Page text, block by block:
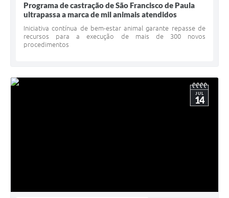
Programa de castração de São Francisco de Paula
ultrapassa a marca de mil animais atendidos
Iniciativa contínua de bem-estar animal garante repasse de
recursos para a execução de mais de 300 novos
procedimentos
JUL
14